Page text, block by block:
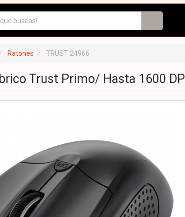
Ratones TRUST 24966
Trust Primo/ Hasta 1600 DPI